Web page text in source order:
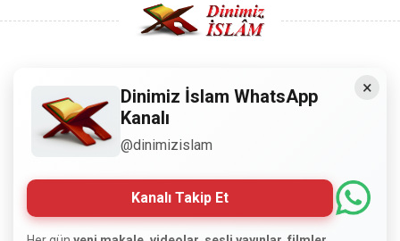
Copyright © 2008 - Dinimiz İslam. Her Hakkı Saklıdır.
Sitemizdeki bilgiler, bütün insanların istifadesi için
hazırlanmıştır. Orijinaline sadık kalmak şartıyla, izin
edebilir.
×
Dinimiz İslam WhatsApp
Kanalı
@dinimizislam
Kanalı Takip Et